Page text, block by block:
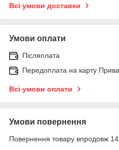
Всі умови доставки
Умови оплати
Післяплата
Передоплата на карту
Всі умови оплати
Умови повернення
Повернення товару впродовж 14